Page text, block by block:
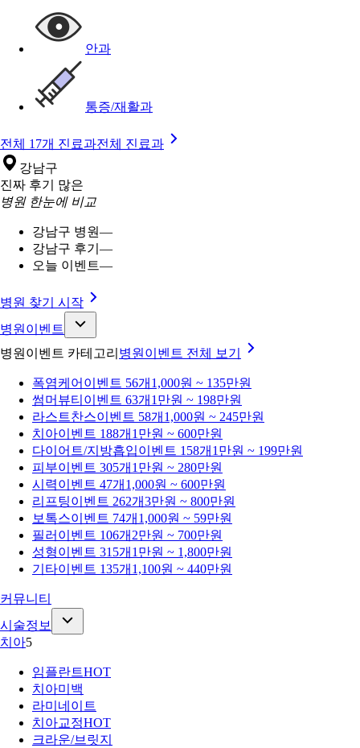
안과
통증/재활과
전체 17개 진료과전체 진료과
강남구
진짜 후기 많은
병원 한눈에 비교
강남구 병원—
강남구 후기 —
오늘 이벤트—
병원 찾기 시작
병원이벤트
병원이벤트 카테고리 병원이벤트 전체 보기
폭염케어 이벤트 56개 1,000원 ~ 135만원
썸머뷰티 이벤트 63개 1만원 ~ 198만원
라스트찬스이벤트 58개 1,000원 ~ 245만원
치아이벤트 188개 1만원 ~ 600만원
다이어트/지방흡입이벤트 158개 1만원 ~ 199만원
피부이벤트 305개 1만원 ~ 280만원
시력이벤트 47개 1,000원 ~ 600만원
리프팅이벤트 262개3만원 ~ 800만원
보톡스이벤트 74개 1,000원 ~ 59만원
필러 이벤트 106개 2만원 ~ 700만원
성형이벤트 315개 1만원 ~ 1,800만원
기타이벤트 135개 1,100원 ~ 440만원
커뮤니티
시술정보
치아5
임플란트HOT
치아미백
라미네이트
치아교정HOT
크라운/브릿지